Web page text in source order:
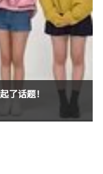
了话题！